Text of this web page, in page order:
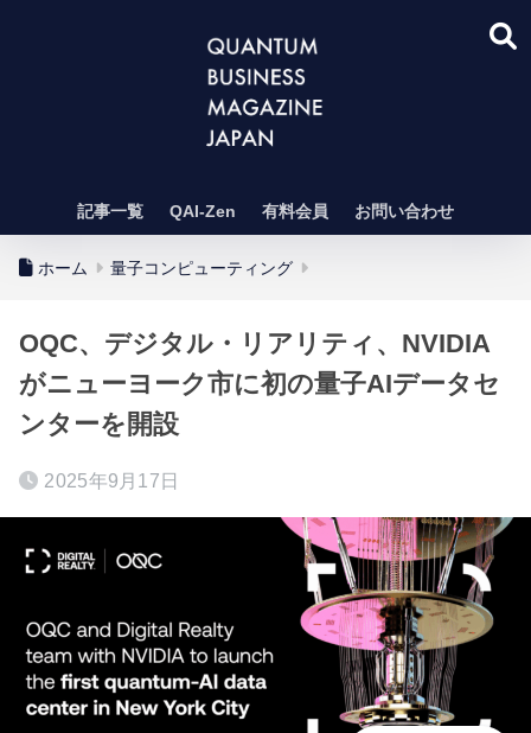
記事一覧 QAI-Zen 有料会員 お問い合わせ
ホーム 量子コンピューティング
OQC、デジタル・リアリティ、NVIDIA
がニューヨーク市に初の量子AIデータセ
ンターを開設
2025年9月17日